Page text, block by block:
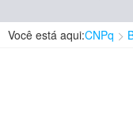
Você está aqui:CNPq